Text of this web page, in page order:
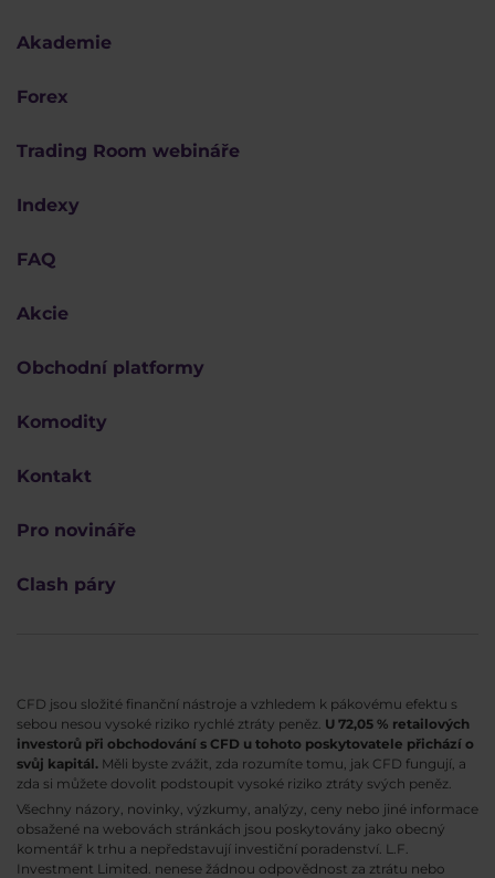
Akademie
Forex
Trading Room webináře
Indexy
FAQ
Akcie
Obchodní platformy
Komodity
Kontakt
Pro novináře
Clash páry
CFD jsou složité finanční nástroje a vzhledem k pákovému efektu s
sebou nesou vysoké riziko rychlé ztráty peněz. U 72,05 % retailových
investorů při obchodování s CFD u tohoto poskytovatele přichází o
svůj kapitál. Měli byste zvážit, zda rozumíte tomu, jak CFD fungují, a
zda si můžete dovolit podstoupit vysoké riziko ztráty svých peněz.
Všechny názory, novinky, výzkumy, analýzy, ceny nebo jiné informace
obsažené na webovách stránkách jsou poskytovány jako obecný
komentář k trhu a nepředstavují investiční poradenství. L.F.
Investment Limited. nenese žádnou odpovědnost za ztrátu nebo